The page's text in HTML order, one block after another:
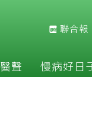
聯合報
醫聲 慢病好日